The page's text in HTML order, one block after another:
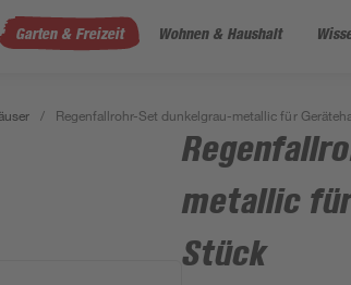
Garten & Freizeit Wohnen & Haushalt
/ Regenfallrohr-Set dunkelgrau-metallic für
metallic
Stück